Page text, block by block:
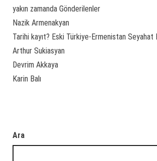
yakın zamanda Gönderilenler
Nazik Armenakyan
Tarihi kayıt? Eski Türkiye-Ermenistan Seyahat
Arthur Sukiasyan
Devrim Akkaya
Karin Balı
Ara